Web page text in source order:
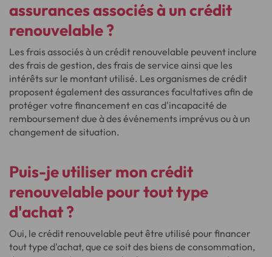
assurances associés à un crédit
renouvelable ?
Les frais associés à un crédit renouvelable peuvent inclure
des frais de gestion, des frais de service ainsi que les
intérêts sur le montant utilisé. Les organismes de crédit
proposent également des assurances facultatives afin de
protéger votre financement en cas d'incapacité de
remboursement due à des événements imprévus ou à un
changement de situation.
Puis-je utiliser mon crédit
renouvelable pour tout type
d'achat ?
Oui, le crédit renouvelable peut être utilisé pour financer
tout type d'achat, que ce soit des biens de consommation,